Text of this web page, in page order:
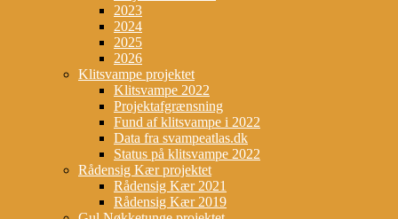
2023
2024
2025
2026
Klitsvampe projektet
Klitsvampe 2022
Projektafgrænsning
Fund af klitsvampe i 2022
Data fra svampeatlas.dk
Status på klitsvampe 2022
Rådensig Kær projektet
Rådensig Kær 2021
Rådensig Kær 2019